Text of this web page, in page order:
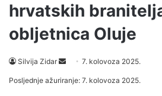
hrvatskih
obljetnica Oluje
Silvija Zidar 7. kolovoza 2025.
Posljednje ažuriranje: 7. kolovoza 2025.